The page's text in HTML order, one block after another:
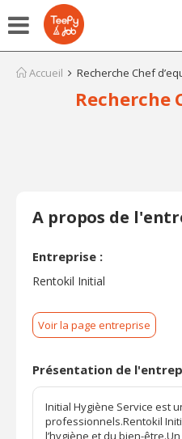
Accueil Recherche Chef
Recherche
A propos de
Entreprise :
Rentokil Initial
Voir la page entreprise
Présentation de
Initial Hygiène Service est
professionnels.Rentokil